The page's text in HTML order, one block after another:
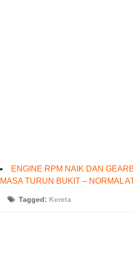
ENGINE RPM NAIK DAN
MASA TURUN BUKIT – NORMAL
Tagged: Kereta